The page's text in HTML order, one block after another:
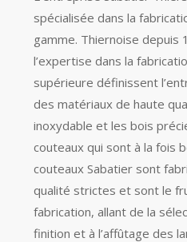
spécialisée dans la
gamme. Thiernoise depuis
l’expertise dans la
supérieure définissent
des matériaux de haute
inoxydable et les bois
couteaux qui sont à la fois
couteaux Sabatier sont
qualité strictes et sont le
fabrication, allant de la
finition et à l’affûtage des